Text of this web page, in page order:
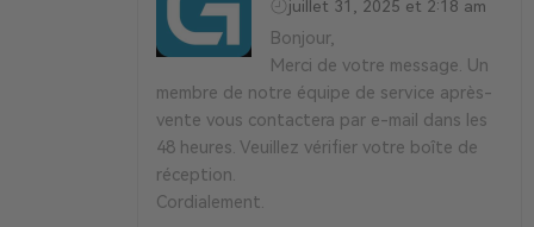
juillet 31, 2025 et 2:18 am
Bonjour,
Merci de votre message. Un
membre de notre équipe de service après-
vente vous contactera par e-mail dans les
48 heures. Veuillez vérifier votre boîte de
réception.
Cordialement.